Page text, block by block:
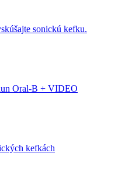
sonickú kefku.
Oral-B + VIDEO
kefkách